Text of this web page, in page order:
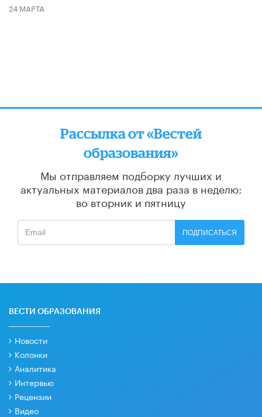
24 МАРТА
Рассылка от «Вестей
образования»
Мы отправляем подборку лучших и
актуальных материалов два раза в неделю:
во вторник и пятницу
ПОДПИСАТЬСЯ
ВЕСТИ ОБРАЗОВАНИЯ
Новости
Колонки
Аналитика
Интервью
Рецензии
Видео